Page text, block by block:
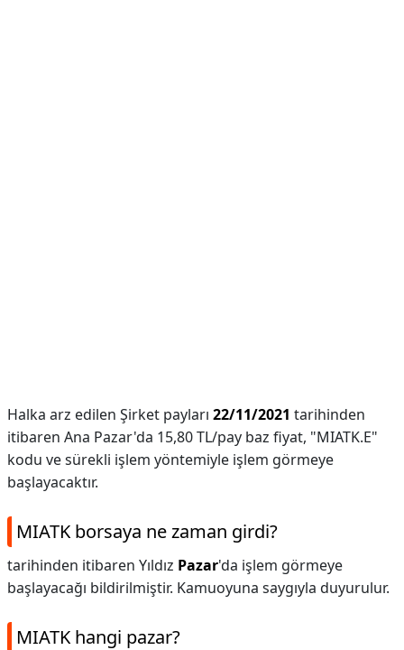
Halka arz edilen Şirket payları 22/11/2021 tarihinden
itibaren Ana Pazar'da 15,80 TL/pay baz fiyat, "MIATK.E"
kodu ve sürekli işlem yöntemiyle işlem görmeye
başlayacaktır.
MIATK borsaya ne zaman girdi?
tarihinden itibaren Yıldız Pazar'da işlem görmeye
başlayacağı bildirilmiştir. Kamuoyuna saygıyla duyurulur.
MIATK hangi pazar?